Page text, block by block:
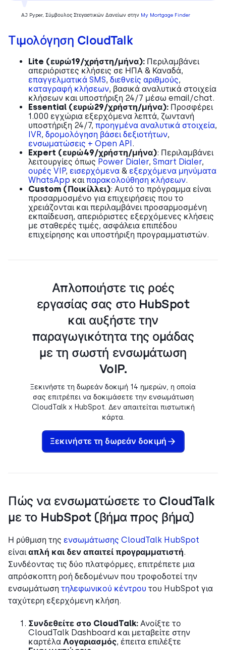
AJ Pyper, Σύμβουλος Στεγαστικών Δανείων στην My Mortgage Finder
Τιμολόγηση CloudTalk
Lite (ευρώ19/χρήστη/μήνα): Περιλαμβάνει
απεριόριστες κλήσεις σε ΗΠΑ & Καναδά,
επαγγελματικά SMS, διεθνείς αριθμούς,
καταγραφή κλήσεων, βασικά αναλυτικά στοιχεία
κλήσεων και υποστήριξη 24/7 μέσω email/chat.
Essential (ευρώ29/χρήστη/μήνα): Προσφέρει
1.000 εγχώρια εξερχόμενα λεπτά, ζωντανή
υποστήριξη 24/7, προηγμένα αναλυτικά στοιχεία,
IVR, δρομολόγηση βάσει δεξιοτήτων,
ενσωματώσεις + Open API.
Expert (ευρώ49/χρήστη/μήνα): Περιλαμβάνει
λειτουργίες όπως Power Dialer, Smart Dialer,
ουρές VIP, εισερχόμενα & εξερχόμενα μηνύματα
WhatsApp καιπαρακολούθηση κλήσεων.
Custom (Ποικίλλει): Αυτό το πρόγραμμα είναι
προσαρμοσμένο για επιχειρήσεις που το
χρειάζονται και περιλαμβάνει προσαρμοσμένη
εκπαίδευση, απεριόριστες εξερχόμενες κλήσεις
με σταθερές τιμές, ασφάλεια επιπέδου
επιχείρησης και υποστήριξη προγραμματιστών.
Απλοποιήστε τις ροές
εργασίας σας στο HubSpot
και αυξήστε την
παραγωγικότητα της ομάδας
με τη σωστή ενσωμάτωση
VoIP.
Ξεκινήστε τη δωρεάν δοκιμή 14 ημερών, η οποία
σας επιτρέπει να δοκιμάσετε την ενσωμάτωση
CloudTalk x HubSpot. Δεν απαιτείται πιστωτική
κάρτα.
Ξεκινήστε τη δωρεάν δοκιμή
Πώς να ενσωματώσετε το CloudTalk
με το HubSpot (βήμα προς βήμα)
Η ρύθμιση της ενσωμάτωσης CloudTalk HubSpot
είναιαπλή και δεν απαιτεί προγραμματιστή.
Συνδέοντας τις δύο πλατφόρμες, επιτρέπετε μια
απρόσκοπτη ροή δεδομένων που τροφοδοτεί την
ενσωμάτωση τηλεφωνικού κέντρου του HubSpot για
ταχύτερη εξερχόμενη κλήση.
Συνδεθείτε στο CloudTalk: Ανοίξτε το
CloudTalk Dashboard και μεταβείτε στην
καρτέλα Λογαριασμός, έπειτα επιλέξτε